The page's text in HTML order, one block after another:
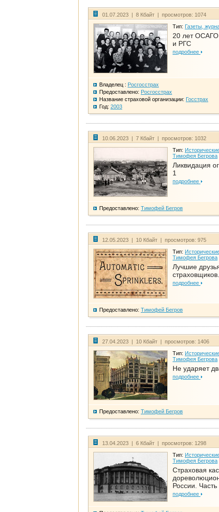
01.07.2023 | 8 Кбайт | просмотров: 1074
Тип: Газеты,
20 лет
и РГС
подробнее
Владелец : Росгосстрах
Предоставлено: Росгосстрах
Название страховой организации: Госстрах
Год: 2003
10.06.2023 | 7 Кбайт | просмотров: 1032
Тип:
Тимофея Бегрова
Ликвидация
1
подробнее
Предоставлено: Тимофей Бегров
12.05.2023 | 10 Кбайт | просмотров: 975
Тип:
Тимофея Бегрова
Лучшие
подробнее
Предоставлено: Тимофей Бегров
27.04.2023 | 10 Кбайт | просмотров: 1406
Тип:
Тимофея Бегрова
Не ударяет
подробнее
Предоставлено: Тимофей Бегров
13.04.2023 | 6 Кбайт | просмотров: 1298
Тип:
Тимофея Бегрова
Страховая
России. Часть
подробнее